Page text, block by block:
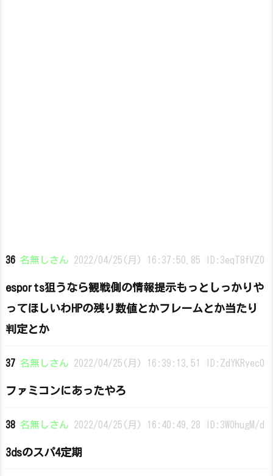
36 名無しさん 2022/04/25(月) 16:37:50.85 ID:3eqT8fVZ0
esports狙うなら観戦側の情報提示もっとしっかりや
ってほしいわHPの残り数値とかフレームとか当たり
判定とか
37 名無しさん 2022/04/25(月) 16:39:13.51 ID:ZdYKRyec0
ファミコンにあったやろ
38 名無しさん 2022/04/25(月) 16:40:49.28 ID:3W0hugM/d
3dsのスパ4定期